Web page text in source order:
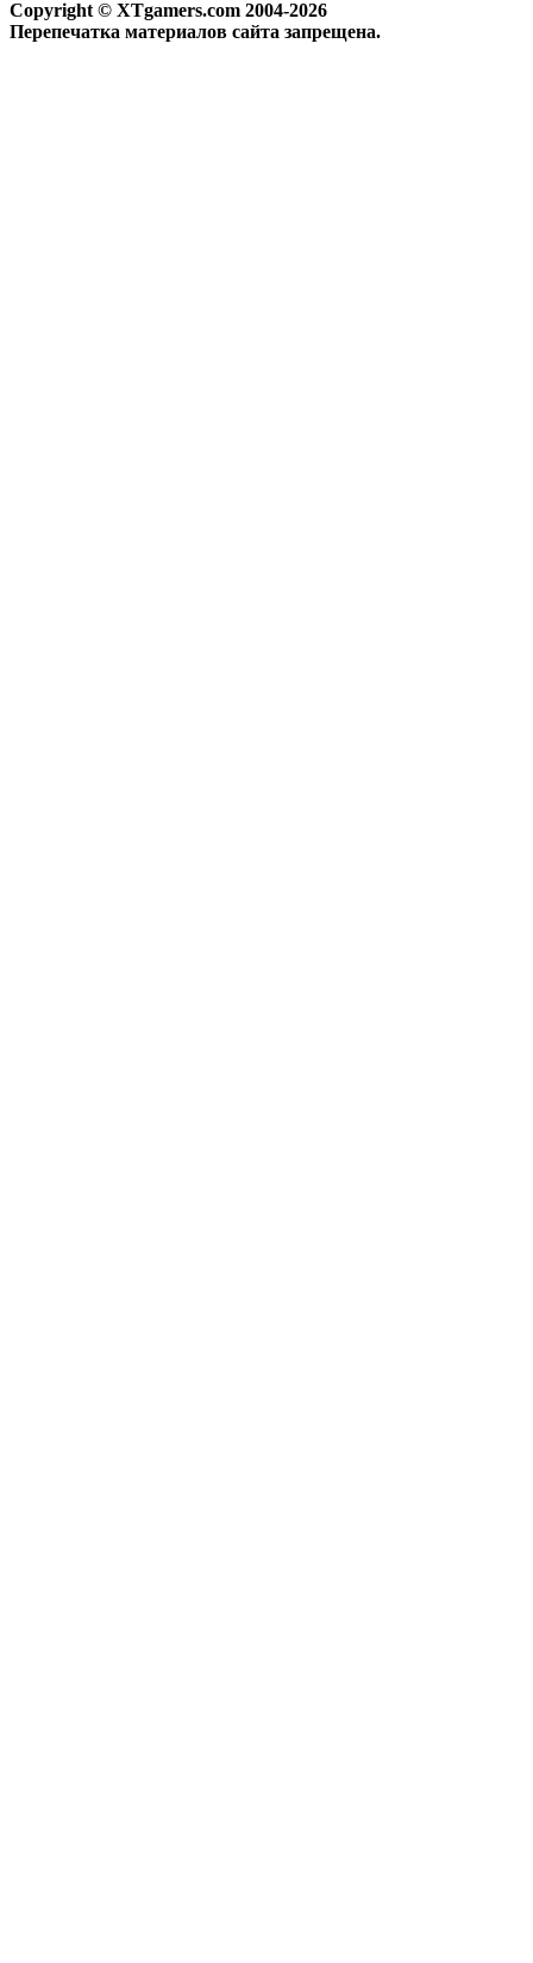
Copyright © XTgamers.com 2004-2026
Перепечатка материалов сайта запрещена.